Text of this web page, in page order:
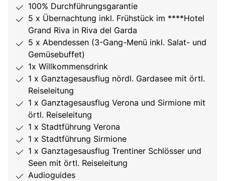
100% Durchführungsgarantie
5 x Übernachtung inkl. Frühstück im ****Hotel
Grand Riva in Riva del Garda
5 x Abendessen (3-Gang-Menü inkl. Salat- und
Gemüsebuffet)
1x Willkommensdrink
1 x Ganztagesausflug nördl. Gardasee mit örtl.
Reiseleitung
1 x Ganztagesausflug Verona und Sirmione mit
örtl. Reiseleitung
1 x Stadtführung Verona
1 x Stadtführung Sirmione
1 x Ganztagesausflug Trentiner Schlösser und
Seen mit örtl. Reiseleitung
Audioguides